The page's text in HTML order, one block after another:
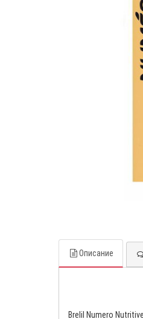
Описание
Brelil Numero